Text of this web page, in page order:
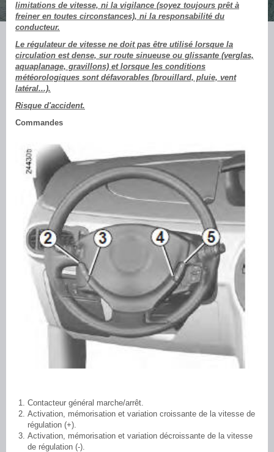
limitations de vitesse, ni la vigilance (soyez toujours prêt à
freiner en toutes circonstances), ni la responsabilité du
conducteur.
Le régulateur de vitesse ne doit pas être utilisé lorsque la
circulation est dense, sur route sinueuse ou glissante (verglas,
aquaplanage, gravillons) et lorsque les conditions
météorologiques sont défavorables (brouillard, pluie, vent
latéral...).
Risque d'accident.
Commandes
Contacteur général marche/arrêt.
Activation, mémorisation et variation croissante de la vitesse de
régulation (+).
Activation, mémorisation et variation décroissante de la vitesse
de régulation (-).